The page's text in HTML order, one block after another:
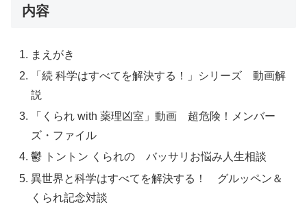
内容
まえがき
「続 科学はすべてを解決する！」シリーズ 動画解
説
「くられ with 薬理凶室」動画 超危険！メンバー
ズ・ファイル
鬱 トントン くられの バッサリお悩み人生相談
異世界と科学はすべてを解決する！ グルッペン＆
くられ記念対談